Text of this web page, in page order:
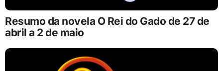
Resumo da novela O Rei do Gado de 27 de
abril a 2 de maio